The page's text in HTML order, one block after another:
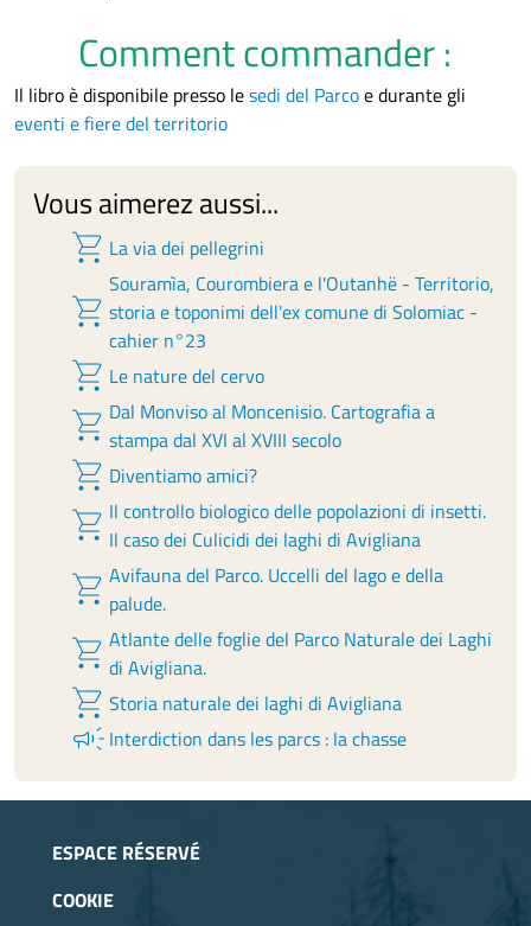
Comment commander :
Il libro è disponibile presso lesedi del Parcoe durante gli
eventi e fiere del territorio
Vous aimerez aussi...
shopping_cart La via dei pellegrini
shopping_cart
Souramìa, Courombiera e l'Outanhë - Territorio,
storia e toponimi dell'ex comune di Solomiac -
cahier n°23
shopping_cart Le nature del cervo
shopping_cart Dal Monviso al Moncenisio. Cartografia a
stampa dal XVI al XVIII secolo
shopping_cart Diventiamo amici?
shopping_cart Il controllo biologico delle popolazioni di insetti.
Il caso dei Culicidi dei laghi di Avigliana
shopping_cart Avifauna del Parco. Uccelli del lago e della
palude.
shopping_cart Atlante delle foglie del Parco Naturale dei Laghi
di Avigliana.
shopping_cart Storia naturale dei laghi di Avigliana
campaign Interdiction dans les parcs : la chasse
ESPACE RÉSERVÉ
COOKIE